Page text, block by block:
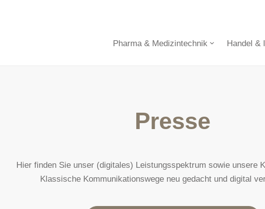
Pharma & Medizintechnik Handel &
Presse
Hier finden Sie unser (digitales) Leistungsspektrum sowie unsere
Klassische Kommunikationswege neu gedacht und digital